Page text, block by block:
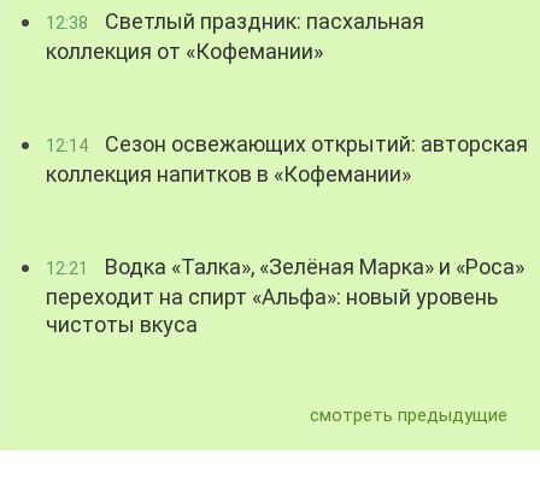
12:38
Светлый праздник: пасхальная
коллекция от «Кофемании»
12:14
Сезон освежающих открытий: авторская
коллекция напитков в «Кофемании»
12:21
Водка «Талка», «Зелёная Марка» и «Роса»
переходит на спирт «Альфа»: новый уровень
чистоты вкуса
смотреть предыдущие